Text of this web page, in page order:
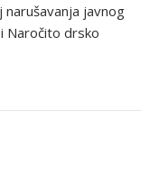
javnog
Naročito drsko